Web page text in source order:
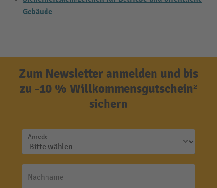
Gebäude
Zum Newsletter anmelden und bis
zu -10 % Willkommensgutschein²
sichern
Anrede
Nachname